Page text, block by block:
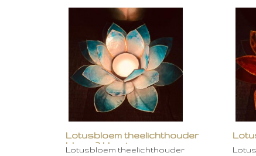
Lotusbloem theelichthouder
blauw 2 kleurig
Lotusbloem theelichthouder